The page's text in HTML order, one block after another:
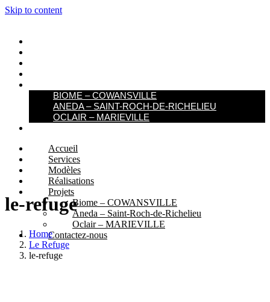
Skip to content
BIOME – COWANSVILLE​
ANEDA – SAINT-ROCH-DE-RICHELIEU
OCLAIR – MARIEVILLE
Accueil
Services
Modèles
Réalisations
Projets
Biome – COWANSVILLE​
Aneda – Saint-Roch-de-Richelieu
Oclair – MARIEVILLE
Contactez-nous
le-refuge
Home
Le Refuge
le-refuge